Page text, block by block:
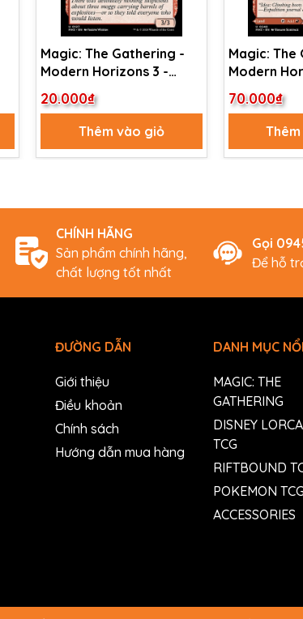
Magic: The Gathering -
Modern Horizons 3 -
Mogg Mob (127)
20.000₫
Thêm vào giỏ
Magic: The
Modern
Sundering
Volcanic
70.000₫
CHÍNH HÃNG
Sản phẩm chính hãng,
chất lượng tốt nhất
Gọi
Để hỗ
ĐƯỜNG DẪN
Giới thiệu
Điều khoản
Chính sách
Hướng dẫn mua hàng
DANH MỤC
MAGIC: THE
GATHERING
DISNEY
TCG
RIFTBOUND
POKEMON TCG
ACCESSORIES